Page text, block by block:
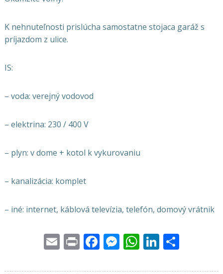
K nehnuteľnosti prislúcha samostatne stojaca garáž s
príjazdom z ulice.
IS:
– voda: verejný vodovod
– elektrina: 230 / 400 V
– plyn: v dome + kotol k vykurovaniu
– kanalizácia: komplet
– iné: internet, káblová televízia, telefón, domový vrátnik
EmailPrintFacebook
Messenger
WhatsApp
LinkedIn